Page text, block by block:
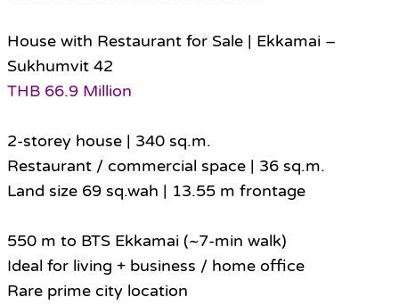
House with Restaurant for Sale | Ekkamai –
Sukhumvit 42
THB 66.9 Million
2-storey house | 340 sq.m.
Restaurant / commercial space | 36 sq.m.
Land size 69 sq.wah | 13.55 m frontage
550 m to BTS Ekkamai (~7-min walk)
Ideal for living + business / home office
Rare prime city location